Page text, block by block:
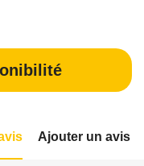
Ajouter un avis